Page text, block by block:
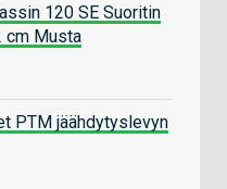
120 SE Suoritin
cm Musta
PTM jäähdytyslevyn